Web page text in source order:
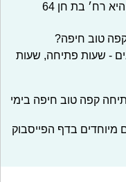
רח׳ בת חן 64
טוב חיפה?
- שעות פתיחה, שעות
קפה טוב חיפה בימי
מיוחדים בדף הפייסבוק